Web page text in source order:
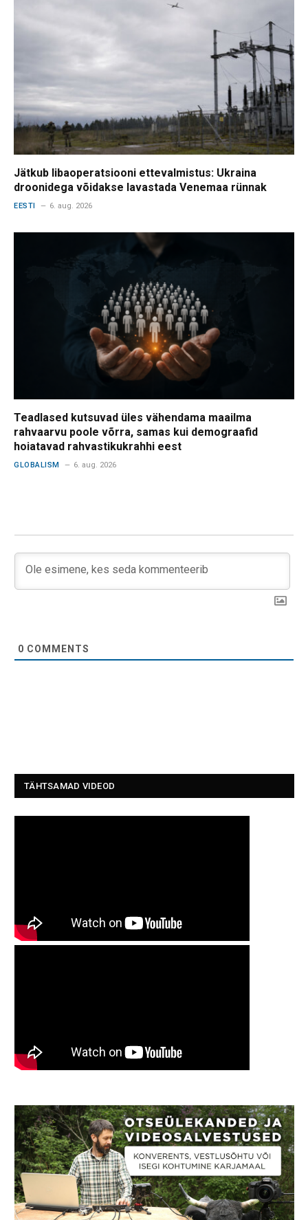
Jätkub libaoperatsiooni ettevalmistus: Ukraina
droonidega võidakse lavastada Venemaa rünnak
EESTI 6. aug. 2026
Teadlased kutsuvad üles vähendama maailma
rahvaarvu poole võrra, samas kui demograafid
hoiatavad rahvastikukrahhi eest
GLOBALISM 6. aug. 2026
0 COMMENTS
TÄHTSAMAD VIDEOD